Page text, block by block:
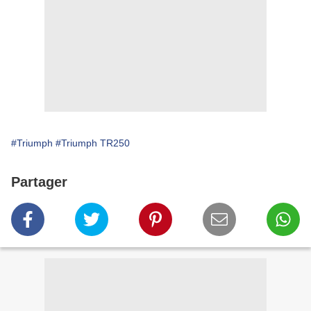
#Triumph #Triumph TR250
Partager